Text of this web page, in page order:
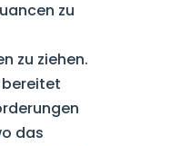
zu
zu ziehen.
bereitet
das